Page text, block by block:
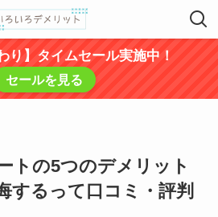
り】タイムセール実施中！
セールを見る
トの5つのデメリット
するって口コミ・評判